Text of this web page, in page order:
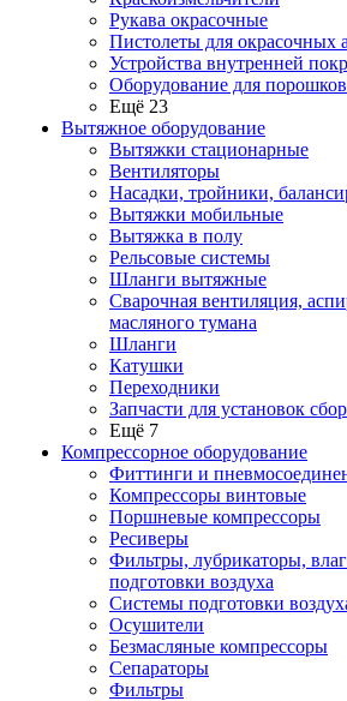
Рукава окрасочные
Пистолеты для окрасочных
Устройства внутренней
Оборудование для
Ещё 23
Вытяжное оборудование
Вытяжки стационарные
Вентиляторы
Насадки, тройники,
Вытяжки мобильные
Вытяжка в полу
Рельсовые системы
Шланги вытяжные
Сварочная вентиляция,
масляного тумана
Шланги
Катушки
Переходники
Запчасти для установок
Ещё 7
Компрессорное оборудование
Фиттинги и
Компрессоры винтовые
Поршневые компрессоры
Ресиверы
Фильтры, лубрикаторы,
подготовки воздуха
Системы подготовки
Осушители
Безмасляные компрессоры
Сепараторы
Фильтры